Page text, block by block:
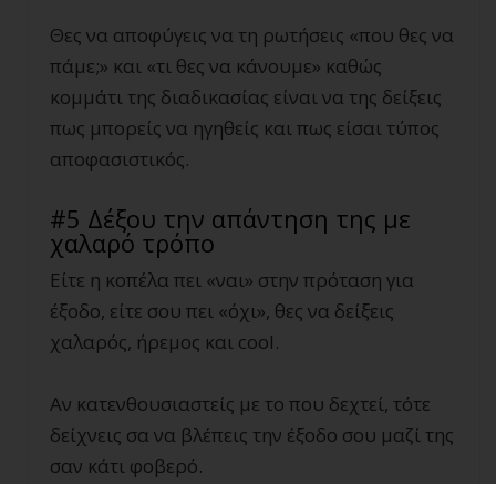
Θες να αποφύγεις να τη ρωτήσεις «που θες να
πάμε;» και «τι θες να κάνουμε» καθώς
κομμάτι της διαδικασίας είναι να της δείξεις
πως μπορείς να ηγηθείς και πως είσαι τύπος
αποφασιστικός.
#5 Δέξου την απάντηση της με
χαλαρό τρόπο
Είτε η κοπέλα πει «ναι» στην πρόταση για
έξοδο, είτε σου πει «όχι», θες να δείξεις
χαλαρός, ήρεμος και cool.
Αν κατενθουσιαστείς με το που δεχτεί, τότε
δείχνεις σα να βλέπεις την έξοδο σου μαζί της
σαν κάτι φοβερό.